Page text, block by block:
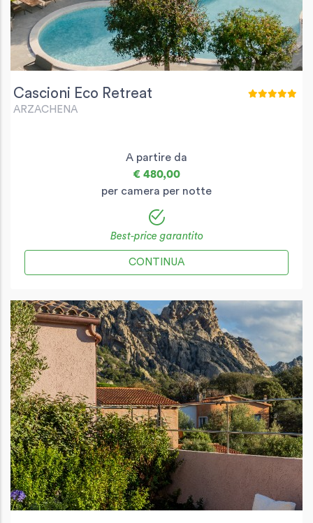
Cascioni Eco Retreat
ARZACHENA
A partire da
€ 480,00
per camera per notte
Best-price garantito
CONTINUA